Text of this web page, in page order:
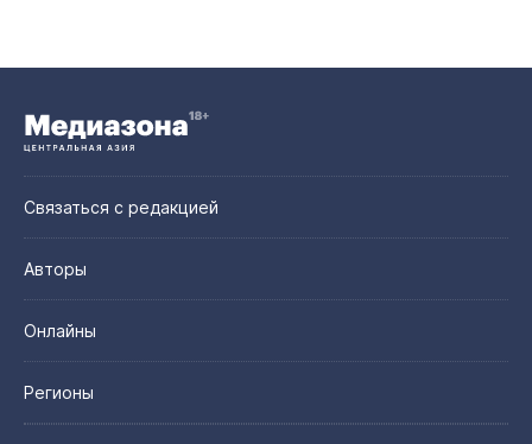
Связаться с редакцией
Авторы
Онлайны
Регионы